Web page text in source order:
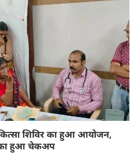
शिविर का हुआ आयोजन,
का हुआ चेकअप